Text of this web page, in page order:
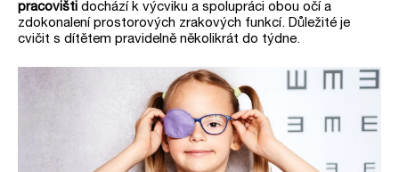
pracovišti dochází k výcviku a spolupráci obou očí a
zdokonalení prostorových zrakových funkcí. Důležité je
cvičit s dítětem pravidelně několikrát do týdne.